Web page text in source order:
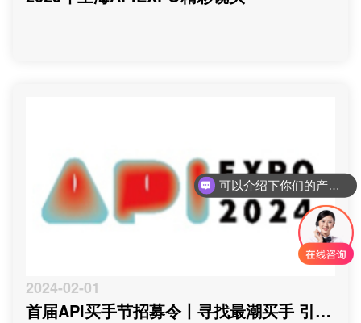
2024-02-01
首届API买手节招募令丨寻找最潮买手 引领
可以介绍下你们的产品么
你们是怎么收费的呢